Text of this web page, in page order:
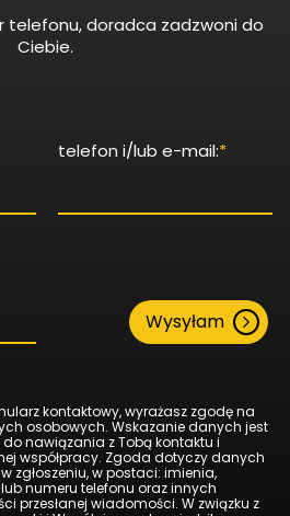
telefonu, doradca zadzwoni do
Ciebie.
telefon i/lub e-mail:*
Wysyłam
kontaktowy, wyrażasz zgodę na
osobowych. Wskazanie danych jest
nawiązania z Tobą kontaktu i
współpracy. Zgoda dotyczy danych
zgłoszeniu, w postaci: imienia,
numeru telefonu oraz innych
przesłanej wiadomości. W związku z